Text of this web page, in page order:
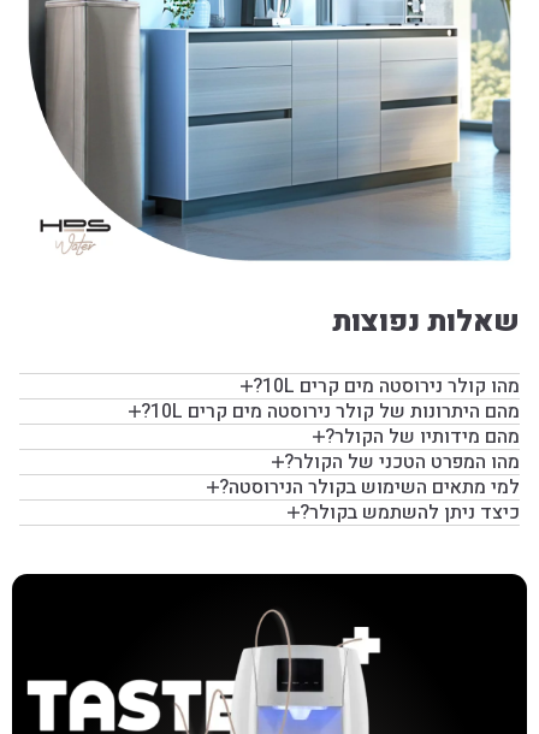
שאלות נפוצות
מהו קולר נירוסטה מים קרים 10L?
מהם היתרונות של קולר נירוסטה מים קרים 10L?
מהם מידותיו של הקולר?
מהו המפרט הטכני של הקולר?
למי מתאים השימוש בקולר הנירוסטה?
כיצד ניתן להשתמש בקולר?